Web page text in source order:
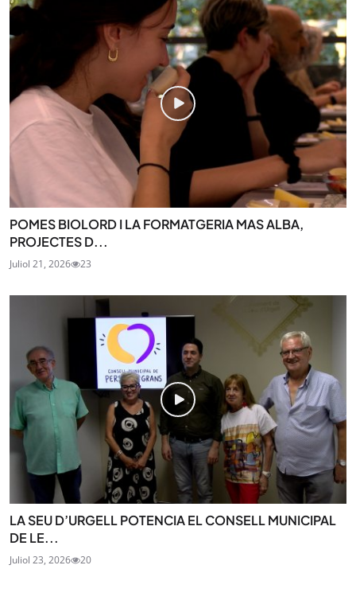
POMES BIOLORD I LA FORMATGERIA MAS ALBA,
PROJECTES D...
Juliol 21, 2026 23
LA SEU D’URGELL POTENCIA EL CONSELL MUNICIPAL
DE LE...
Juliol 23, 2026 20